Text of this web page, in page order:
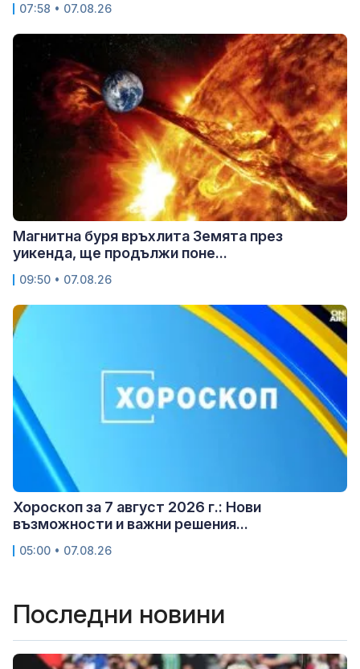
07:58 • 07.08.26
Магнитна буря връхлита Земята през
уикенда, ще продължи поне...
09:50 • 07.08.26
Хороскоп за 7 август 2026 г.: Нови
възможности и важни решения...
05:00 • 07.08.26
Последни новини